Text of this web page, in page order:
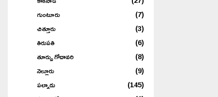
గుంటూరు
(7)
చిత్తూరు
(3)
తిరుపతి
(6)
తూర్పు గోదావరి
(8)
నెల్లూరు
(9)
పల్నాడు
(145)